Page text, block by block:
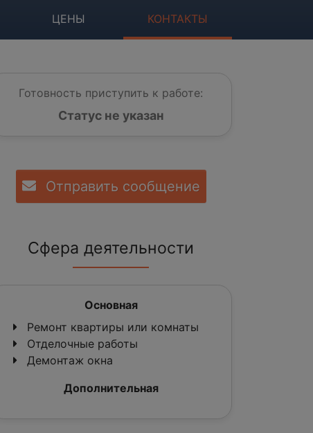
ЦЕНЫ КОНТАКТЫ
Готовность приступить к работе:
Статус не указан
Отправить сообщение
Сфера деятельности
Основная
Ремонт квартиры или комнаты
Отделочные работы
Демонтаж окна
Дополнительная